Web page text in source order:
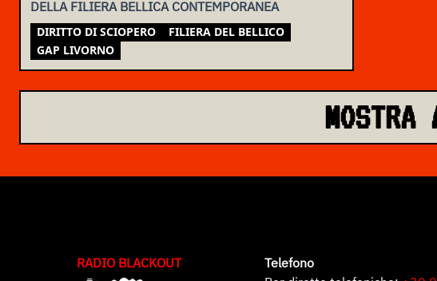
DELLA FILIERA BELLICA CONTEMPORANEA
DIRITTO DI SCIOPERO
FILIERA DEL BELLICO
GAP LIVORNO
RADIO BLACKOUT
Telefono